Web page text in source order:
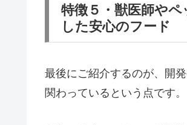
特徴５・獣医師や
した安心のフード
最後にご紹介するのが、開
関わっているという点です。